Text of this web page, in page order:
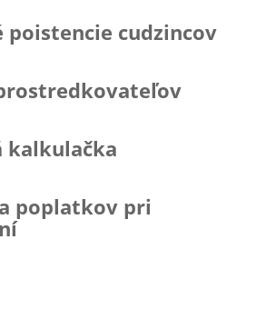
poistencie cudzincov
kalkulačka
poplatkov pri